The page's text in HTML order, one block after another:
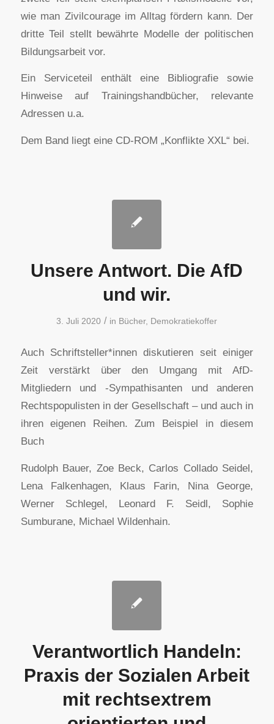
wie man Zivilcourage im Alltag fördern kann. Der
dritte Teil stellt bewährte Modelle der politischen
Bildungsarbeit vor.
Ein Serviceteil enthält eine Bibliografie sowie
Hinweise auf Trainingshandbücher, relevante
Adressen u.a.
Dem Band liegt eine CD-ROM „Konflikte XXL“ bei.
Unsere Antwort. Die AfD
und wir.
3. Juli 2020 / in Bücher, Demokratiekoffer
Auch Schriftsteller*innen diskutieren seit einiger
Zeit verstärkt über den Umgang mit AfD-
Mitgliedern und -Sympathisanten und anderen
Rechtspopulisten in der Gesellschaft – und auch in
ihren eigenen Reihen. Zum Beispiel in diesem
Buch
Rudolph Bauer, Zoe Beck, Carlos Collado Seidel,
Lena Falkenhagen, Klaus Farin, Nina George,
Werner Schlegel, Leonard F. Seidl, Sophie
Sumburane, Michael Wildenhain.
Verantwortlich Handeln:
Praxis der Sozialen Arbeit
mit rechtsextrem